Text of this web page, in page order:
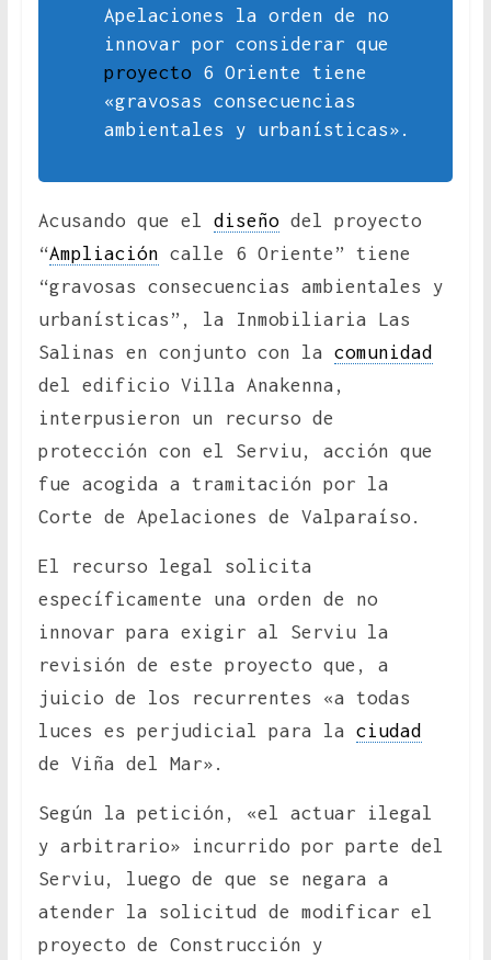
Apelaciones la orden de no
innovar por considerar que
proyecto 6 Oriente tiene
«gravosas consecuencias
ambientales y urbanísticas».
Acusando que el diseñodel proyecto
“Ampliación calle 6 Oriente” tiene
“gravosas consecuencias ambientales y
urbanísticas”, la Inmobiliaria Las
Salinas en conjunto con la comunidad
del edificio Villa Anakenna,
interpusieron un recurso de
protección con el Serviu, acción que
fue acogida a tramitación por la
Corte de Apelaciones de Valparaíso.
El recurso legal solicita
específicamente una orden de no
innovar para exigir al Serviu la
revisión de este proyecto que, a
juicio de los recurrentes «a todas
luces es perjudicial para la ciudad
de Viña del Mar».
Según la petición, «el actuar ilegal
y arbitrario» incurrido por parte del
Serviu, luego de que se negara a
atender la solicitud de modificar el
proyecto de Construcción y